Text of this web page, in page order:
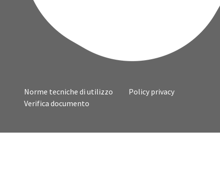
Norme tecniche di utilizzo
Policy privacy
Verifica documento